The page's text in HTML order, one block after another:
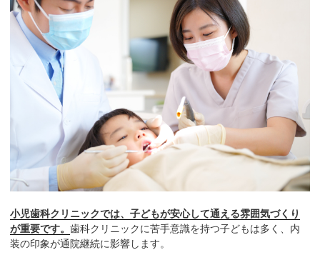
小児歯科クリニックでは、子どもが安心して通える雰囲気づくり
が重要です。歯科クリニックに苦手意識を持つ子どもは多く、内
装の印象が通院継続に影響します。